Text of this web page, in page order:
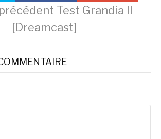
Test Grandia II
[Dreamcast]